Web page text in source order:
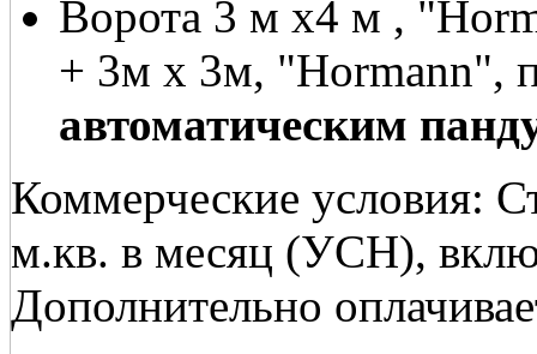
Ворота 3 м х4 м ,
+ 3м х 3м, "Hormann",
автоматическим
Коммерческие условия:
м.кв. в месяц (УСН),
Дополнительно